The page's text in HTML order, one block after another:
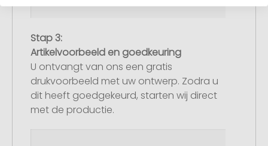
Stap 3:
Artikelvoorbeeld en goedkeuring
U ontvangt van ons een gratis
drukvoorbeeld met uw ontwerp. Zodra u
dit heeft goedgekeurd, starten wij direct
met de productie.